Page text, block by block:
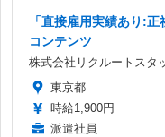
「直接雇用実績あり:
コンテンツ
株式会社リクルートスタ
東京都
時給1,900円
派遣社員